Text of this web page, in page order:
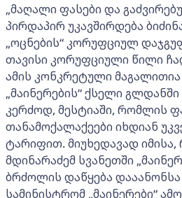
„მაღალი ფასები და
პირდაპირ უკავშირდება
„ოცნების“ კორუფციულ
თავისი კორუფციული წილი
ამის კონკრეტული
„მაინერების“ ქსელი
კერძოდ, მესტიაში, რომლის
თანამოქალაქეები იხდიან
ტარიფით. მიუხედავად იმისა,
მდინარაძემ სვანეთში
ბრძოლის დაწყება დააანონსა
სამინისტრომ „მაინერები“